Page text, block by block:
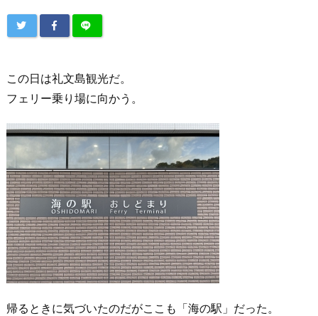
この日は礼文島観光だ。
フェリー乗り場に向かう。
帰るときに気づいたのだがここも「海の駅」だった。